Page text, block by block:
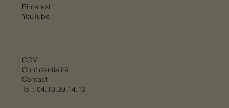
CGV
Confidentialité
Contact
Tél : 04.13.39.14.13
Pinterest
YouTube